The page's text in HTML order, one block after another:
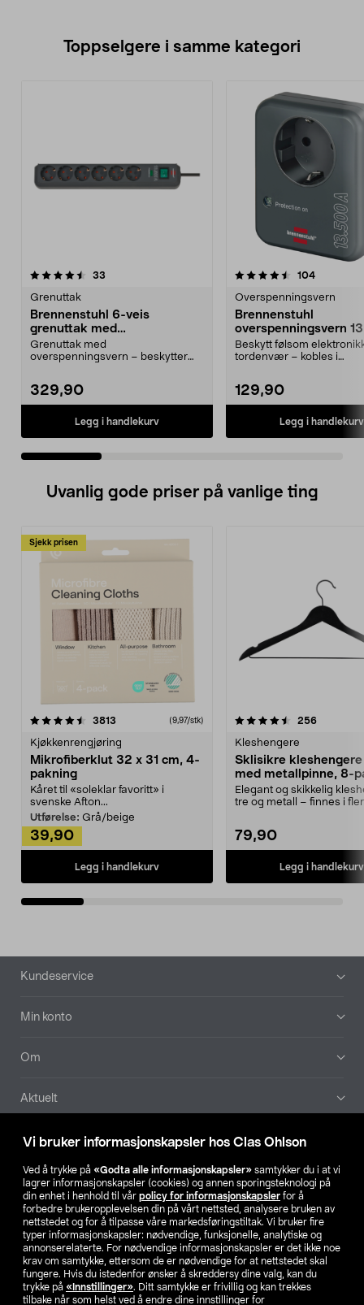
Vi bruker informasjonskapsler hos Clas Ohlson
Ved å trykke på «Godta alle informasjonskapsler» samtykker du i at vi
lagrer informasjonskapsler (cookies) og annen sporingsteknologi på
din enhet i henhold til vår policy for informasjonskapsler for å
forbedre brukeropplevelsen din på vårt nettsted, analysere bruken av
nettstedet og for å tilpasse våre markedsføringstiltak. Vi bruker fire
typer informasjonskapsler: nødvendige, funksjonelle, analytiske og
annonserelaterte. For nødvendige informasjonskapsler er det ikke noe
krav om samtykke, ettersom de er nødvendige for at nettstedet skal
fungere. Hvis du istedenfor ønsker å skreddersy dine valg, kan du
trykke på «Innstillinger». Ditt samtykke er frivillig og kan trekkes
tilbake når som helst ved å endre dine innstillinger for
Toppselgere i samme kategori
33
Grenuttak
Brennenstuhl 6-veis
grenuttak med
overspenningsvern, 5 m
Grenuttak med
overspenningsvern – beskytter
329,90
Legg i handlekurv
4.5 av 5 stjerner 104
Overspenningsvern
Brennenstuhl
overspenningsvern
beskyttelse mot
Beskytt følsom
tordenvær – kobles i
129,90
Legg i handlekurv
4.0 av 5 stjerner
Uvanlig gode priser på vanlige ting
Sjekk prisen
3813 anmeldelser(9,97/stk)
Kjøkkenrengjøring
Mikrofiberklut 32 x 31 cm, 4-
pakning
Kåret til «soleklar favoritt» i
svenske Afton...
Utførelse: Grå/beige
39,90
Legg i handlekurv
4.5av 5 stjerner 256
Kleshengere
Sklisikre
med metallpinne, 8-
Elegant og skikkelig
tre og metall – finnes i
79,90
Legg i handlekurv
4.5av 5 stjerner
Bunntekst
Kundeservice
Min konto
Om
Aktuelt
Våre selskaper
Finn din butikk
SE NO FI